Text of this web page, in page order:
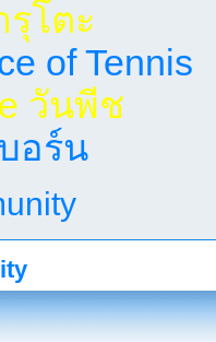
รุโตะ
of Tennis
วันพีช
อร์น